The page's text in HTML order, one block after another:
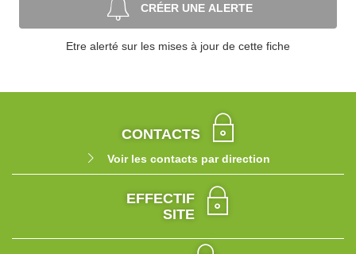
CRÉER UNE ALERTE
Etre alerté sur les mises à jour de cette fiche
CONTACTS
Voir les contacts par direction
EFFECTIF
SITE